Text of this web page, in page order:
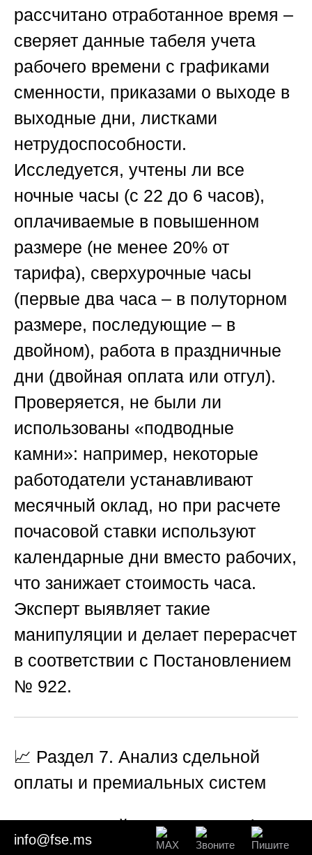
рассчитано отработанное время –
сверяет данные табеля учета
рабочего времени с графиками
сменности, приказами о выходе в
выходные дни, листками
нетрудоспособности.
Исследуется, учтены ли все
ночные часы (с 22 до 6 часов),
оплачиваемые в повышенном
размере (не менее 20% от
тарифа), сверхурочные часы
(первые два часа – в полуторном
размере, последующие – в
двойном), работа в праздничные
дни (двойная оплата или отгул).
Проверяется, не были ли
использованы «подводные
камни»: например, некоторые
работодатели устанавливают
месячный оклад, но при расчете
почасовой ставки используют
календарные дни вместо рабочих,
что занижает стоимость часа.
Эксперт выявляет такие
манипуляции и делает перерасчет
в соответствии с Постановлением
№ 922.
📈 Раздел 7. Анализ сдельной
оплаты и премиальных систем
Для сдельной оплаты труда (в
info@fse.ms